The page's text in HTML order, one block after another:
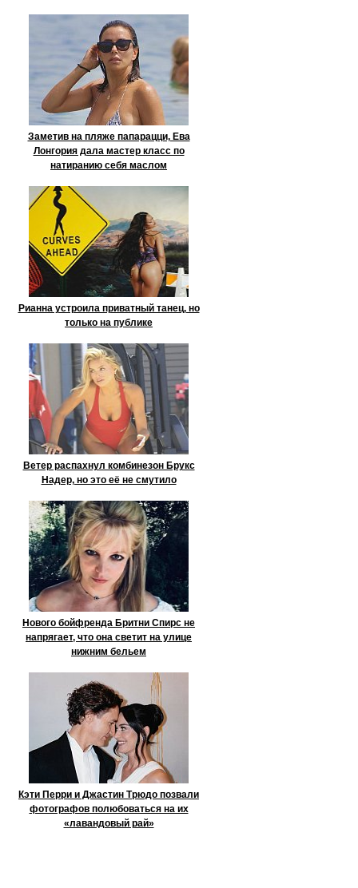
Заметив на пляже папарацци, Ева
Лонгория дала мастер класс по
натиранию себя маслом
Рианна устроила приватный танец, но
только на публике
Ветер распахнул комбинезон Брукс
Надер, но это её не смутило
Нового бойфренда Бритни Спирс не
напрягает, что она светит на улице
нижним бельем
Кэти Перри и Джастин Трюдо позвали
фотографов полюбоваться на их
«лавандовый рай»